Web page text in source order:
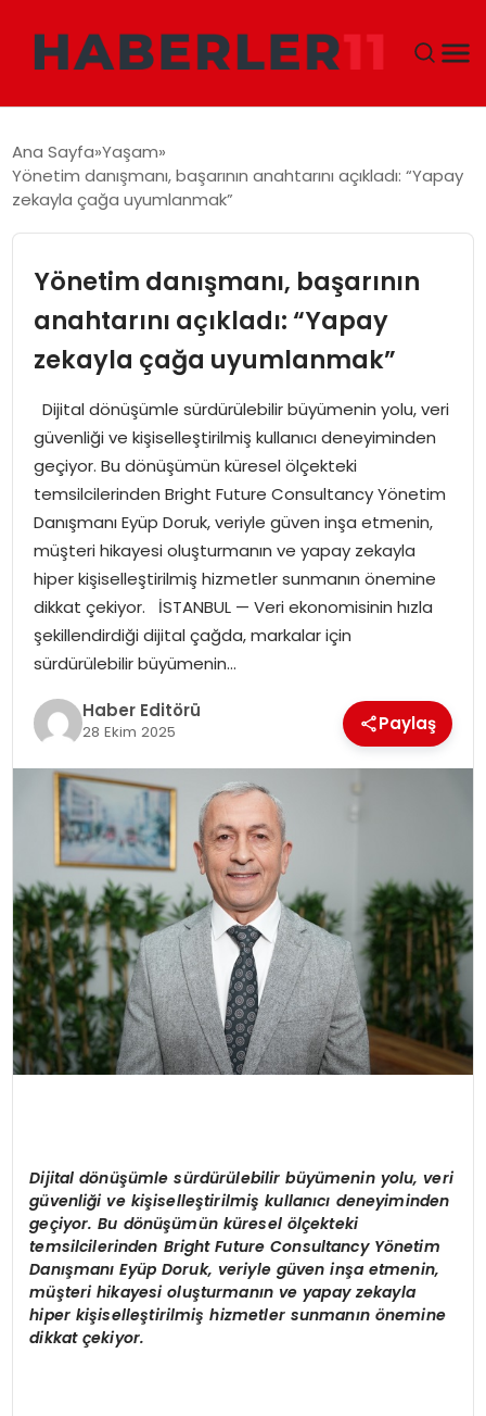
DÜNYA
TEKNOLOJI
EĞITIM
MAGAZIN
SPOR
YAŞAM
Ana Sayfa Yaşam
Yönetim danışmanı, başarının anahtarını açıkladı: “Yapay
zekayla çağa uyumlanmak”
Yönetim danışmanı, başarının
anahtarını açıkladı: “Yapay
zekayla çağa uyumlanmak”
Dijital dönüşümle sürdürülebilir büyümenin yolu, veri
güvenliği ve kişiselleştirilmiş kullanıcı deneyiminden
geçiyor. Bu dönüşümün küresel ölçekteki
temsilcilerinden Bright Future Consultancy Yönetim
Danışmanı Eyüp Doruk, veriyle güven inşa etmenin,
müşteri hikayesi oluşturmanın ve yapay zekayla
hiper kişiselleştirilmiş hizmetler sunmanın önemine
dikkat çekiyor. İSTANBUL — Veri ekonomisinin hızla
şekillendirdiği dijital çağda, markalar için
sürdürülebilir büyümenin…
Haber Editörü
28 Ekim 2025 Paylaş
Dijital dönüşümle sürdürülebilir büyümenin yolu, veri
güvenliği ve kişiselleştirilmiş kullanıcı deneyiminden
geçiyor. Bu dönüşümün küresel ölçekteki
temsilcilerinden Bright Future Consultancy Yönetim
Danışmanı Eyüp Doruk, veriyle güven inşa etmenin,
müşterihikayesi oluşturmanın ve yapay zekayla
hiper kişiselleştirilmiş hizmetler sunmanın önemine
dikkat çekiyor.